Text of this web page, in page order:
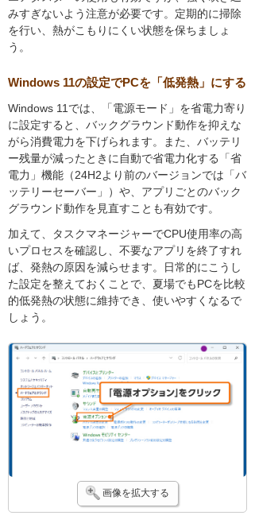
みすぎないよう注意が必要です。定期的に掃除
を行い、熱がこもりにくい状態を保ちましょ
う。
Windows 11の設定でPCを「低発熱」にする
Windows 11では、「電源モード」を省電力寄り
に設定すると、バックグラウンド動作を抑えな
がら消費電力を下げられます。また、バッテリ
ー残量が減ったときに自動で省電力化する「省
電力」機能（24H2より前のバージョンでは「バ
ッテリーセーバー」）や、アプリごとのバック
グラウンド動作を見直すことも有効です。
加えて、タスクマネージャーでCPU使用率の高
いプロセスを確認し、不要なアプリを終了すれ
ば、発熱の原因を減らせます。日常的にこうし
た設定を整えておくことで、夏場でもPCを比較
的低発熱の状態に維持でき、使いやすくなるで
しょう。
画像を拡大する